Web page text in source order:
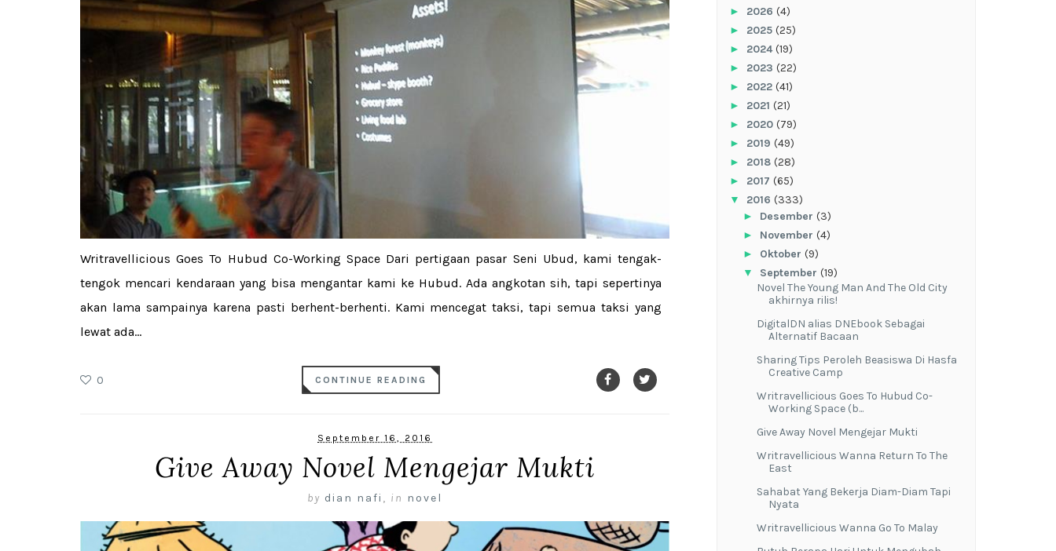
Writravellicious Goes To Hubud Co-Working Space Dari pertigaan pasar Seni Ubud, kami tengak-
tengok mencari kendaraan yang bisa mengantar kami ke Hubud. Ada angkotan sih, tapi sepertinya
akan lama sampainya karena pasti berhent-berhenti. Kami mencegat taksi, tapi semua taksi yang
lewat ada...
0 CONTINUE READING
September 16, 2016
Give Away Novel Mengejar Mukti
by dian nafi , in novel
► 2026 (4)
► 2025 (25)
► 2024(19)
► 2023 (22)
► 2022 (41)
► 2021 (21)
► 2020 (79)
► 2019 (49)
► 2018 (28)
► 2017 (65)
▼ 2016 (333)
► Desember (3)
► November (4)
► Oktober (9)
▼ September (19)
Novel The Young Man And The Old City
akhirnya rilis!
DigitalDN alias DNEbook Sebagai
Alternatif Bacaan
Sharing Tips Peroleh Beasiswa Di Hasfa
Creative Camp
Writravellicious Goes To Hubud Co-
Working Space (b...
Give Away Novel Mengejar Mukti
Writravellicious Wanna Return To The
East
Sahabat Yang Bekerja Diam-Diam Tapi
Nyata
Writravellicious Wanna Go To Malay